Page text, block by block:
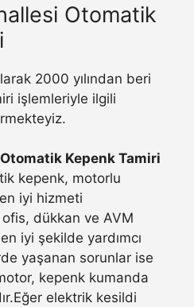
Otomatik
2000 yılından beri
işlemleriyle ilgili
Kepenk Tamiri
kepenk, motorlu
iyi hizmeti
dükkan ve AVM
iyi şekilde yardımcı
yaşanan sorunlar ise
kepenk kumanda
elektrik kesildi